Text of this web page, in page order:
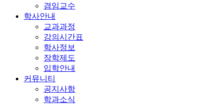
겸임교수
학사안내
교과과정
강의시간표
학사정보
장학제도
입학안내
커뮤니티
공지사항
학과소식